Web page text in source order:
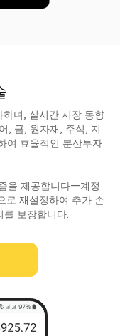
며, 실시간 시장 동향
, 금, 원자재, 주식, 지
여 효율적인 분산투자
을 제공합니다—계정
로 재설정하여 추가 손
보장합니다.